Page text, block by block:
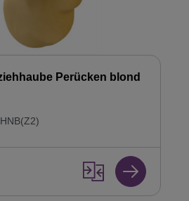
Perücken blond
HNB(Z2)